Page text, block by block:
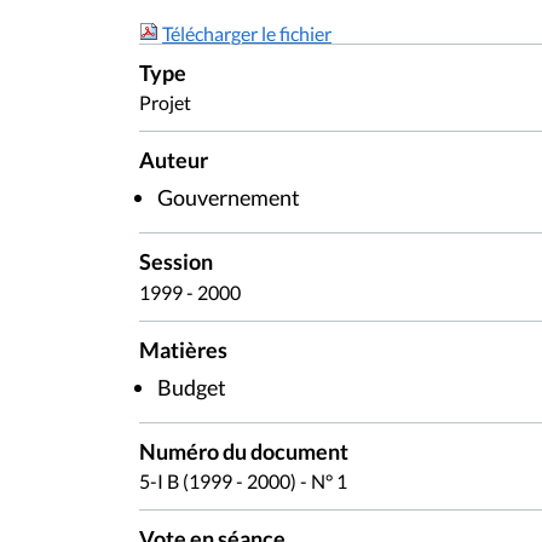
Télécharger le fichier
Type
Projet
Auteur
Gouvernement
Session
1999 - 2000
Matières
Budget
Numéro du document
5-I B (1999 - 2000) - N° 1